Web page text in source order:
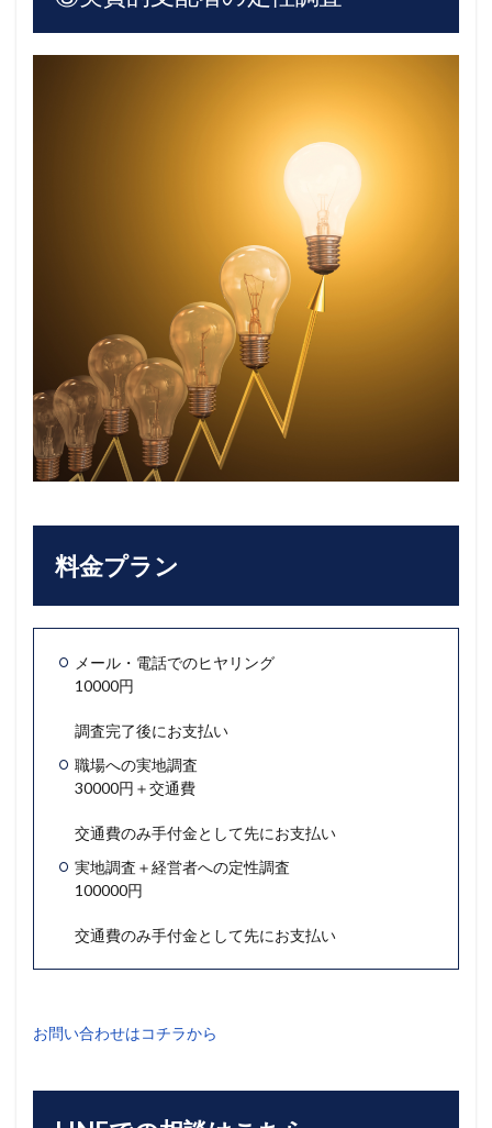
料金プラン
メール・電話でのヒヤリング
10000円
調査完了後にお支払い
職場への実地調査
30000円＋交通費
交通費のみ手付金として先にお支払い
実地調査＋経営者への定性調査
100000円
交通費のみ手付金として先にお支払い
お問い合わせはコチラから